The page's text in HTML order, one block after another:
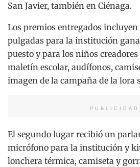
San Javier, también en Ciénaga.
Los premios entregados
pulgadas para la institución
puesto y para los niños
maletín escolar, audífonos,
imagen de la campaña de la lora
PUBLICIDAD
El segundo lugar recibió un
micrófono para la institución y
lonchera térmica, camiseta y